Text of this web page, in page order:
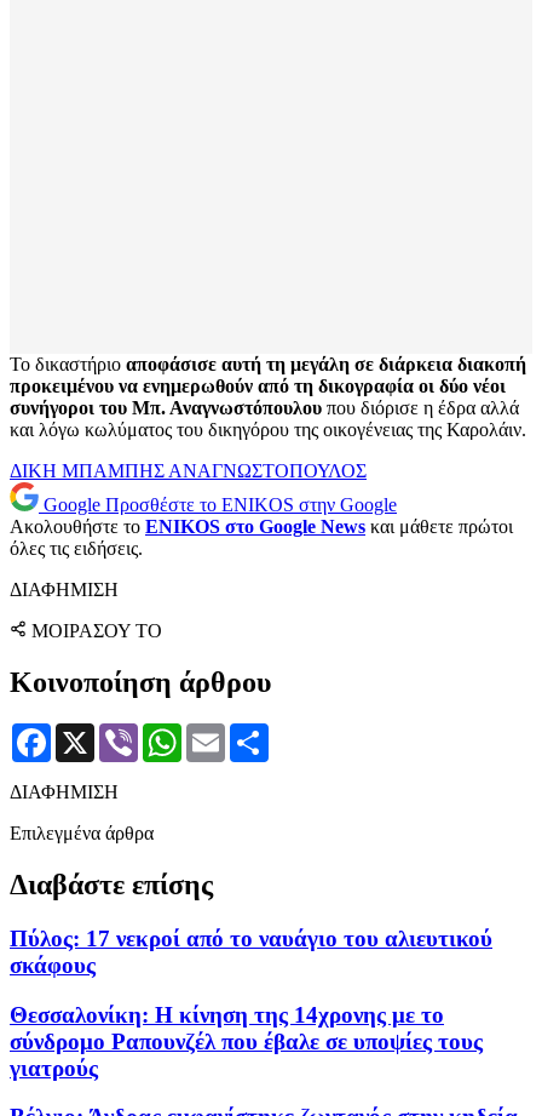
Το δικαστήριο αποφάσισε αυτή τη μεγάλη σε διάρκεια διακοπή
προκειμένου να ενημερωθούν από τη δικογραφία οι δύο νέοι
συνήγοροι του Μπ. Αναγνωστόπουλου που διόρισε η έδρα αλλά
και λόγω κωλύματος του δικηγόρου της οικογένειας της Καρολάιν.
ΔΙΚΗ ΜΠΑΜΠΗΣ ΑΝΑΓΝΩΣΤΟΠΟΥΛΟΣ
Google Προσθέστε το ENIKOS στην Google
Ακολουθήστε το ENIKOS στο Google News και μάθετε πρώτοι
όλες τις ειδήσεις.
ΔΙΑΦΗΜΙΣΗ
ΜΟΙΡΑΣΟΥ ΤΟ
Κοινοποίηση άρθρου
Facebook
X Viber WhatsApp
Email
ΔΙΑΦΗΜΙΣΗ
Επιλεγμένα άρθρα
Διαβάστε επίσης
Πύλος: 17 νεκροί από το ναυάγιο του αλιευτικού
σκάφους
Θεσσαλονίκη: Η κίνηση της 14χρονης με το
σύνδρομο Ραπουνζέλ που έβαλε σε υποψίες τους
γιατρούς